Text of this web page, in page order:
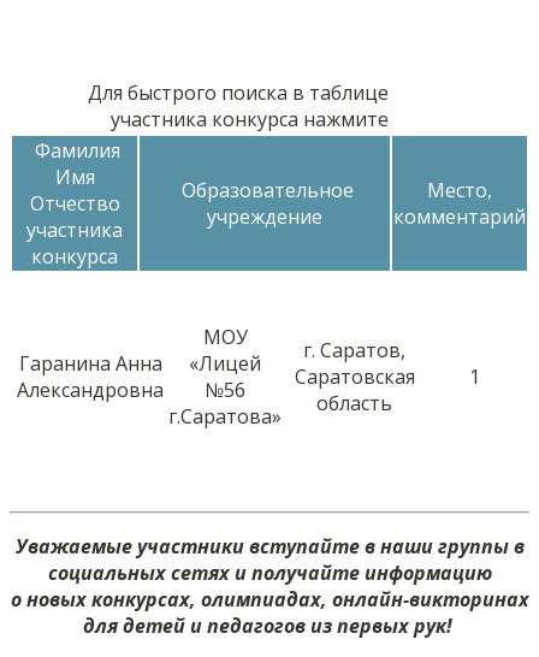
Для быстрого поиска в таблице
участника конкурса нажмите
Фамилия
Имя
Отчество
участника
конкурса
Образовательное
учреждение
Место,
комментарий
Гаранина Анна
Александровна
МОУ
«Лицей
№56
г.Саратова»
г. Саратов,
Саратовская
область
1
Уважаемые участники вступайте в наши группы в
социальных сетях и получайте информацию
о новых конкурсах, олимпиадах, онлайн-викторинах
для детей и педагогов из первых рук!